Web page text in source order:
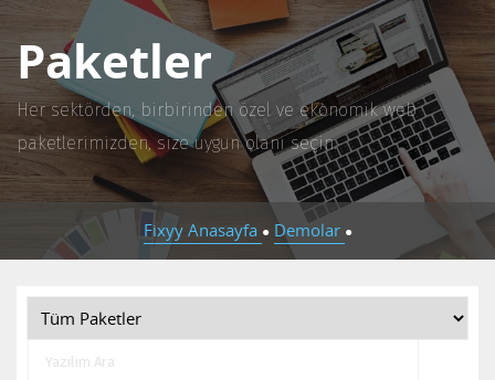
Paketler
Her sektörden, birbirinden özel ve ekonomik web
paketlerimizden, size uygun olanı seçin.
Fixyy Anasayfa ● Demolar ●